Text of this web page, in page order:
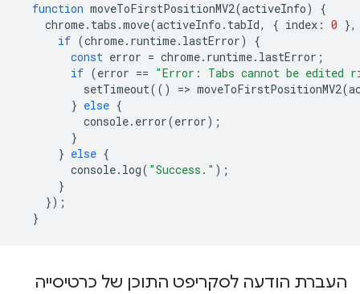
function moveToFirstPositionMV2(activeInfo)
{
chrome. tabs .move(activeInfo . tabId, { index : 0 },
if (chrome. runtime. lastError)
{
const error = chrome. runtime. lastError ;
if (error == "Error: Tabs cannot be edited
setTimeout(() => moveToFirstPositionMV2(
} else {
console. error(error);
}
} else {
console. log( "Success." );
}
});
}
העברת הודעה לסקריפט התוכן של כרטיסייה